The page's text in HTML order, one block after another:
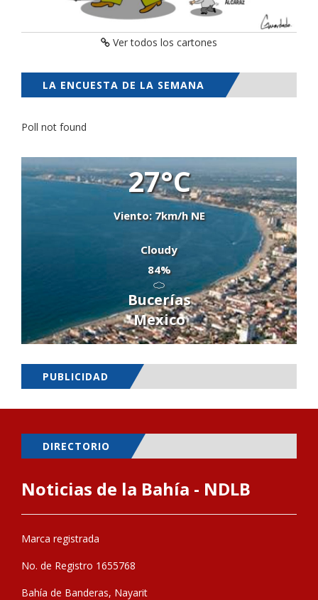
Ver todos los cartones
LA ENCUESTA DE LA SEMANA
Poll not found
27°C
Viento: 7km/h NE
Cloudy
84%
Bucerías
Mexico
PUBLICIDAD
DIRECTORIO
Noticias de la Bahía - NDLB
Marca registrada
No. de Registro 1655768
Bahía de Banderas, Nayarit